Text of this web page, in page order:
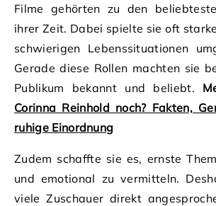
Filme gehörten zu den
ihrer Zeit. Dabei spielte sie oft
schwierigen Lebenssituationen
Gerade diese Rollen machten sie
Publikum bekannt und beliebt.
Corinna Reinhold noch? Fakten,
ruhige Einordnung
Zudem schaffte sie es, ernste
und emotional zu vermitteln.
viele Zuschauer direkt